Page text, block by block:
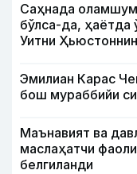
Саҳнада
бўлса-да, ҳаётда
Уитни
Эмилиан Карас
бош мураббийи
Маънавият ва
маслаҳатчи
белгиланди